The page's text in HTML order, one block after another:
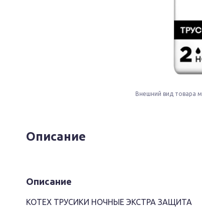
Внешний вид товара
Описание
Описание
KOTEX ТРУСИКИ НОЧНЫЕ ЭКСТРА ЗАЩИТА